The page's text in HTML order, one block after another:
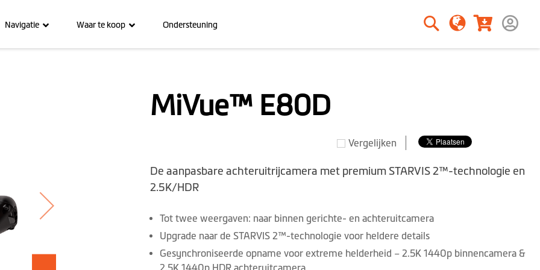
Navigatie Waar te koop Ondersteuning
MiVue™ E80D
Vergelijken
De aanpasbare achteruitrijcamera met premium STARVIS 2™-technologie en
2.5K/HDR
Tot twee weergaven: naar binnen gerichte- en achteruitcamera
Upgrade naar de STARVIS 2™-technologie voor heldere details
Gesynchroniseerde opname voor extreme helderheid – 2.5K 1440p binnencamera &